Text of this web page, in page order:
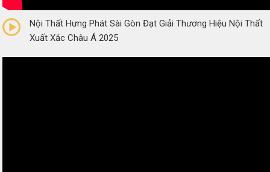
(0 Reviews)
Nội Thất Hưng Phát Sài Gòn Đạt Giải Thương Hiệu Nội Thất
Xuất Xắc Châu Á 2025